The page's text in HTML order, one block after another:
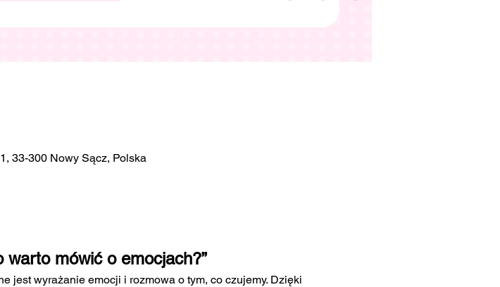
33-300 Nowy Sącz, Polska
warto mówić o emocjach?”
jest wyrażanie emocji i rozmowa o tym, co czujemy. Dzięki